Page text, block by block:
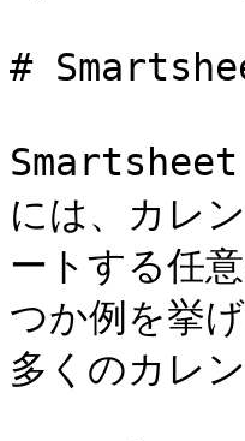
#
Smartsheet
には、カレ
ートする任
つか例を挙
多くのカレ